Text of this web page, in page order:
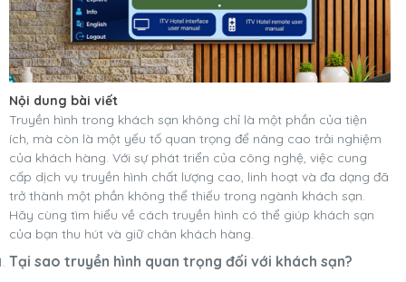
Nội dung bài viết
Truyền hình trong khách sạn không chỉ là một phần của tiện
ích, mà còn là một yếu tố quan trọng để nâng cao trải nghiệm
của khách hàng. Với sự phát triển của công nghệ, việc cung
cấp dịch vụ truyền hình chất lượng cao, linh hoạt và đa dạng đã
trở thành một phần không thể thiếu trong ngành khách sạn.
Hãy cùng tìm hiểu về cách truyền hình có thể giúp khách sạn
của bạn thu hút và giữ chân khách hàng.
Tại sao truyền hình quan trọng đối với khách sạn?